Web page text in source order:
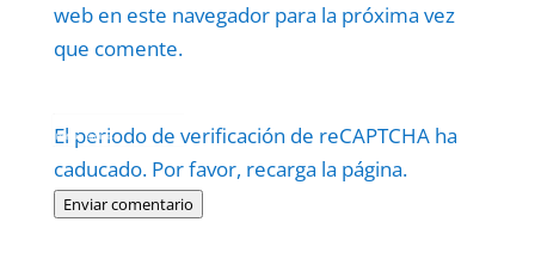
web en este navegador para la próxima vez
que comente.
El periodo de verificación de reCAPTCHA ha
caducado. Por favor, recarga la página.
Enviar comentario
Politica–Términos.